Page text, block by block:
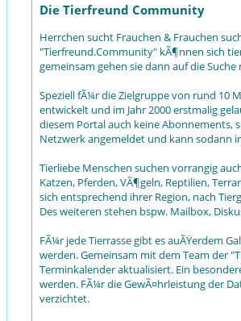
Die Tierfreund Community
Herrchen sucht Frauchen & Frauchen
"Tierfreund.Community" kÃ¶nnen sich
gemeinsam gehen sie dann auf die
Speziell fÃ¼r die Zielgruppe von rund 10
entwickelt und im Jahr 2000 erstmalig
diesem Portal auch keine Abonnements,
Netzwerk angemeldet und kann sodann
Tierliebe Menschen suchen vorrangig
Katzen, Pferden, VÃ¶geln, Reptilien,
sich entsprechend ihrer Region, nach
Des weiteren stehen bspw. Mailbox,
FÃ¼r jede Tierrasse gibt es auÃŸerdem
werden. Gemeinsam mit dem Team der
Terminkalender aktualisiert. Ein
werden. FÃ¼r die GewÃ¤hrleistung der
verzichtet.